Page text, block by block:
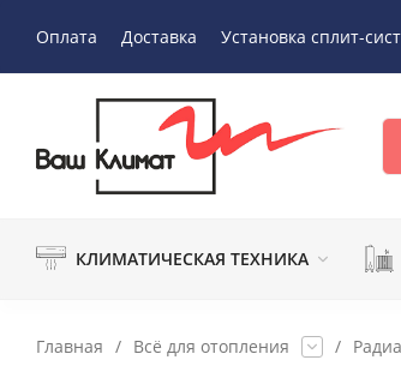
Оплата Доставка Установка сплит-
КЛИМАТИЧЕСКАЯ ТЕХНИКА
Главная / Всё для отопления /